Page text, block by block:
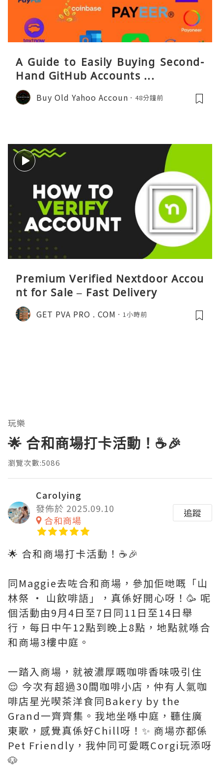
A Guide to Easily Buying Second-
Hand GitHub Accounts ...
Buy Old Yahoo Accoun 48分鐘前
Premium Verified Nextdoor Accou
nt for Sale – Fast Delivery
GET PVA PRO . COM 1小時前
玩樂
🌟 合和商場打卡活動！☕️🎉
瀏覽次數:5086
Carolying
發佈於 2025.09.10
合和商場
追蹤
🌟 合和商場打卡活動！☕️🎉
同Maggie去咗合和商場，參加佢哋嘅「山
林祭 ‧ 山飲啡語」，真係好開心呀！🥳 呢
個活動由9月4日至7日同11日至14日舉
行，每日中午12點到晚上8點，地點就喺合
和商場3樓中庭。
一踏入商場，就被濃厚嘅咖啡香味吸引住
😌 今次有超過30間咖啡小店，仲有人氣咖
啡店星光喫茶洋食同Bakery by the
Grand一齊齊集。我地坐喺中庭，聽住廣
東歌，感覺真係好Chill呀！✨ 商場亦都係
Pet Friendly，我仲同可愛嘅Corgi玩添呀
🐶